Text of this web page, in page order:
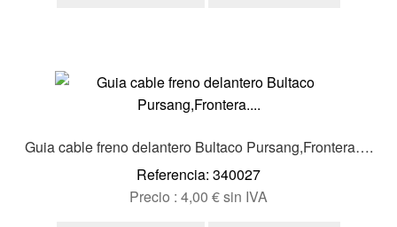
Guia cable freno delantero Bultaco Pursang,Frontera….
Referencia: 340027
Precio : 4,00 €sin IVA